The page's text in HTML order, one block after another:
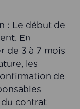
: Le début de
En
de 3 à 7 mois
les
de
du contrat